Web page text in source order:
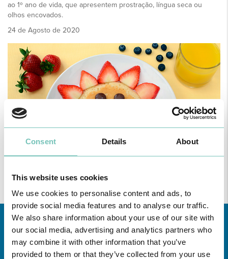
Consent Details About
This website uses cookies
We use cookies to personalise content and ads, to
provide social media features and to analyse our traffic.
We also share information about your use of our site with
our social media, advertising and analytics partners who
may combine it with other information that you’ve
provided to them or that they’ve collected from your use
ao 1º ano de vida, que apresentem prostração, língua seca ou
olhos encovados.
24 de Agosto de 2020